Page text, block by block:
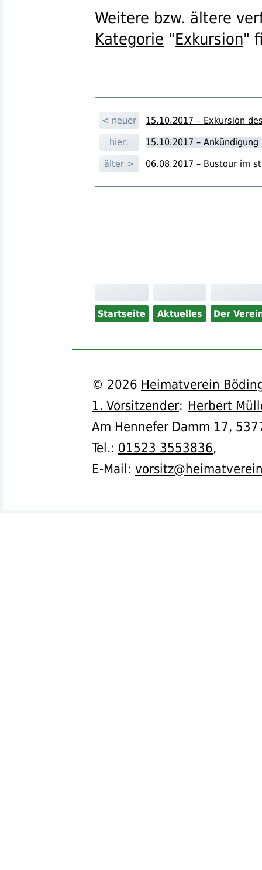
Weitere bzw. ältere
Kategorie "Exkursion"
< neuer
15.10.2017 – Exkursion
hier:
15.10.2017 –
älter >
06.08.2017 – Bustour im
Startseite Aktuelles Der
© 2026 Heimatverein
1. Vorsitzender: Herbert
Am Hennefer Damm 17,
Tel.: 01523 3553836,
E-Mail: